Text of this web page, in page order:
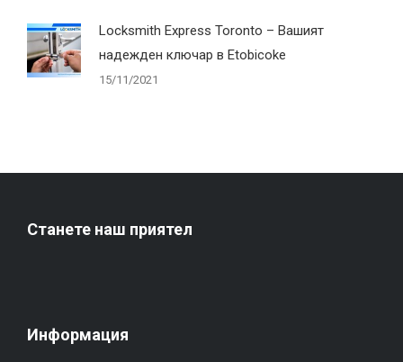
Locksmith Express Toronto – Вашият
надежден ключар в Etobicoke
15/11/2021
Станете наш приятел
Информация